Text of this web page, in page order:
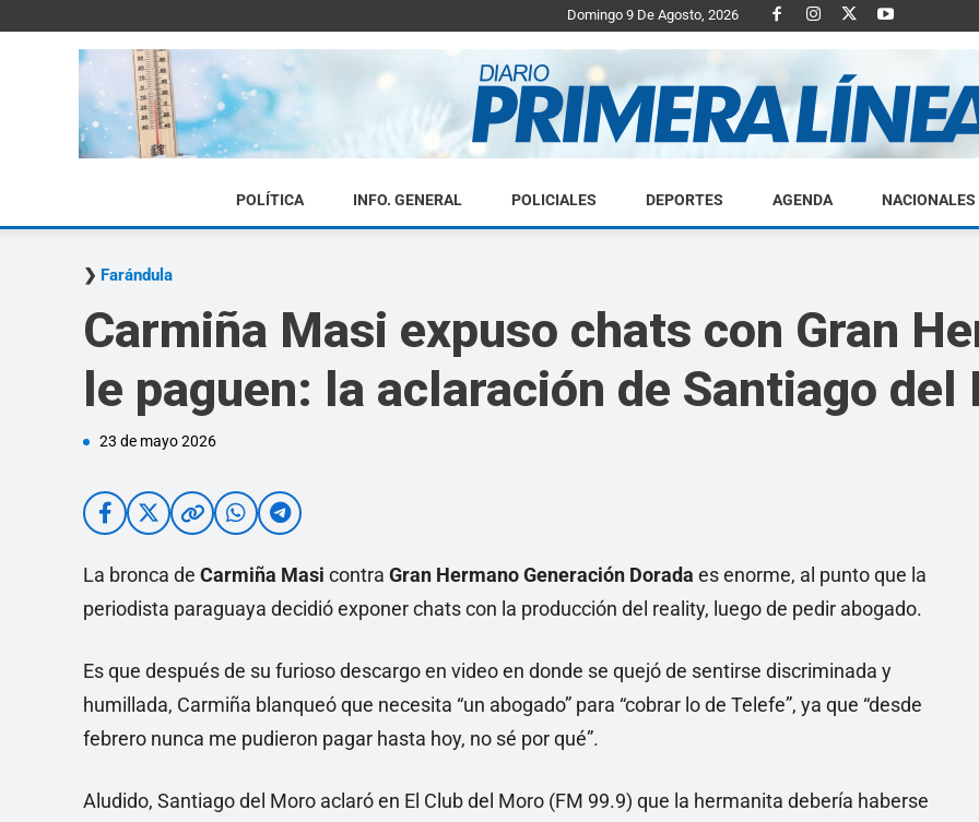
Domingo 9 De Agosto, 2026
Diario
Primera
POLÍTICA INFO. GENERAL POLICIALES DEPORTES AGENDA NACIONALES
Farándula
Carmiña Masi expuso chats con Gran
le paguen: la aclaración de Santiago del
23 de mayo 2026
La bronca de Carmiña Masi contra Gran Hermano Generación Dorada es enorme, al punto que la
periodista paraguaya decidió exponer chats con la producción del reality, luego de pedir abogado.
Es que después de su furioso descargo en video en donde se quejó de sentirse discriminada y
humillada, Carmiña blanqueó que necesita “un abogado” para “cobrar lo de Telefe”, ya que “desde
febrero nunca me pudieron pagar hasta hoy, no sé por qué”.
Aludido, Santiago del Moro aclaró en El Club del Moro (FM 99.9) que la hermanita debería haberse